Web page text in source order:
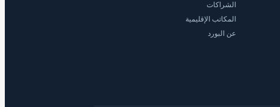
الشراكات
المكاتب الإقليمية
عن البورد